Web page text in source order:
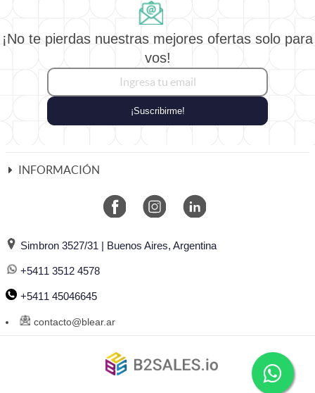
¡No te pierdas nuestras mejores ofertas solo para
vos!
¡Suscribirme!
INFORMACIÓN
Simbron 3527/31 | Buenos Aires, Argentina
+5411 3512 4578
+5411 45046645
contacto@blear.ar